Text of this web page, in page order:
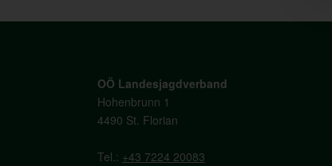
OÖ Landesjagdverband
Hohenbrunn 1
4490 St. Florian
Tel.: +43 7224 20083